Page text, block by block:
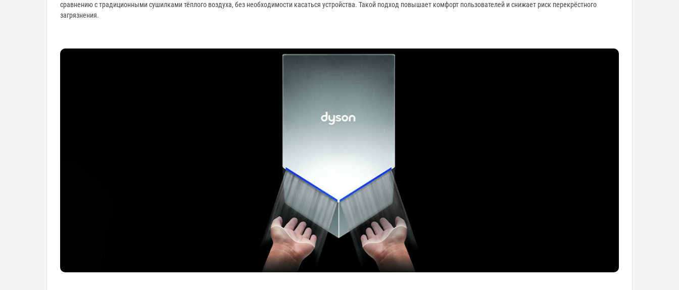
сравнению с традиционными сушилками тёплого воздуха, без необходимости касаться устройства. Такой подход повышает комфорт пользователей и снижает риск перекрёстного
загрязнения.